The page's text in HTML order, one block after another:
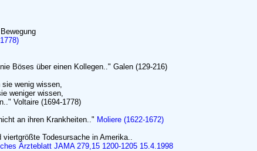
Böses über einen Kollegen.." Galen (129-216)
wenig wissen,
weniger wissen,
Voltaire (1694-1778)
an ihren Krankheiten.." Moliere (1622-1672)
Todesursache in Amerika..
Ärzteblatt JAMA 279,15 1200-1205 15.4.1998